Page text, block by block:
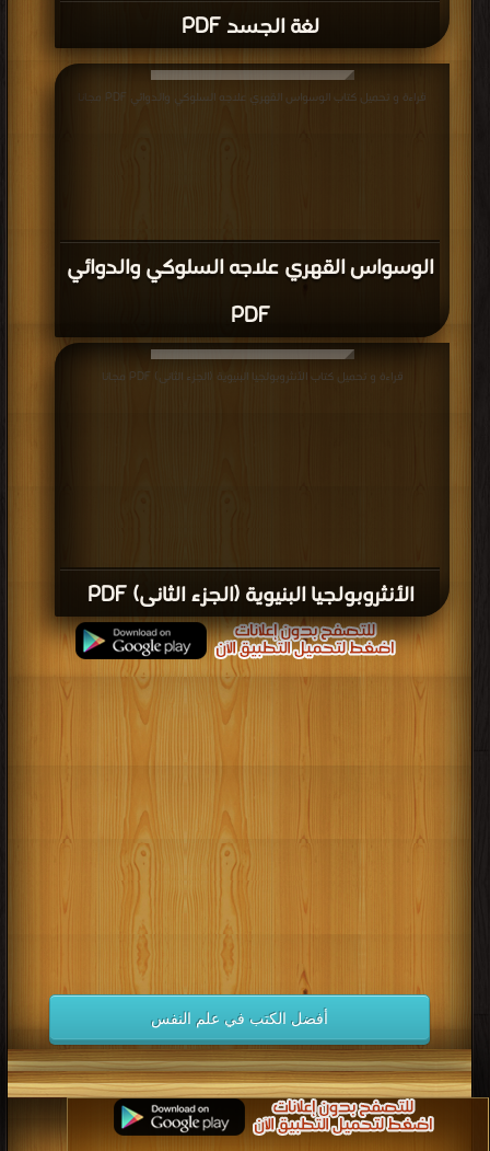
لغة الجسد PDF
الوسواس القهري علاجه السلوكي والدوائي
PDF
قراءة و تحميل كتاب الوسواس القهري علاجه السلوكي والدوائي PDF مجانا
الأنثروبولجيا البنيوية (الجزء الثانى) PDF
قراءة و تحميل كتاب الأنثروبولجيا البنيوية (الجزء الثانى) PDF مجانا
أفضل الكتب في علم النفس